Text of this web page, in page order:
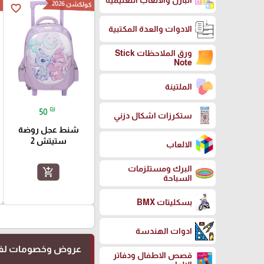
الادوات والعدة المكتبية
ورق الملاحظات Stick
Note
الملتينة
ستكرزات اشكال دزني
الالعاب
البرك ومستلزمات
السباحة
بسكليتات BMX
ادوات الهندسة
قصص الاطفال ودفاتر
favorite_border كولكشن 2026
50 ₪
شنط عجل روضة
ستيتش 2
add_shopping_cart
عروض وخصومات